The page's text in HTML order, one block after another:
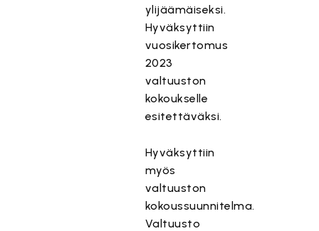
ylijäämäiseksi.
Hyväksyttiin
vuosikertomus
2023
valtuuston
kokoukselle
esitettäväksi.
Hyväksyttiin
myös
valtuuston
kokoussuunnitelma.
Valtuusto